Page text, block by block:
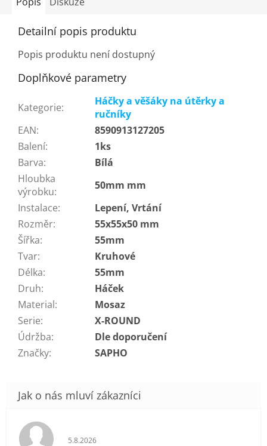
Detailní popis produktu
Popis produktu není dostupný
Doplňkové parametry
Kategorie:
Háčky a věšáky na útěrky a
ručníky
EAN:
8590913127205
Balení:
1ks
Barva:
Bílá
Hloubka
výrobku:
50mm mm
Instalace:
Lepení, Vrtání
Rozměr:
55x55x50 mm
Šířka:
55mm
Tvar:
Kruhové
Délka:
55mm
Druh:
Háček
Material:
Mosaz
Serie:
X-ROUND
Údržba:
Dle doporučení
Značky: SAPHO
Hodnocení obchodu je 5 z 5 hvězdiček.
5.8.2026